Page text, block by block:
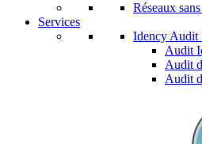
Réseaux
Services
Idency Audit
Audit
Audit
Audit